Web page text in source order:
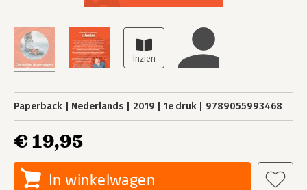
Paperback Nederlands 2019 1e druk 9789055993468
€ 19,95
In winkelwagen